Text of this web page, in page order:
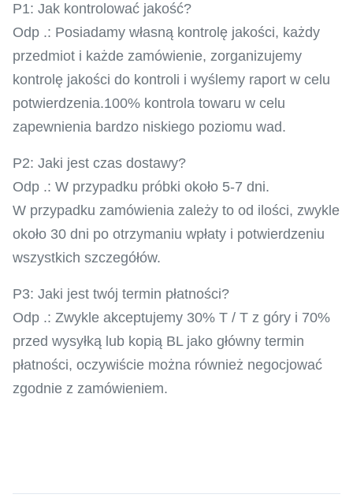
P1: Jak kontrolować jakość?
Odp .: Posiadamy własną kontrolę jakości, każdy
przedmiot i każde zamówienie, zorganizujemy
kontrolę jakości do kontroli i wyślemy raport w celu
potwierdzenia.100% kontrola towaru w celu
zapewnienia bardzo niskiego poziomu wad.
P2: Jaki jest czas dostawy?
Odp .: W przypadku próbki około 5-7 dni.
W przypadku zamówienia zależy to od ilości, zwykle
około 30 dni po otrzymaniu wpłaty i potwierdzeniu
wszystkich szczegółów.
P3: Jaki jest twój termin płatności?
Odp .: Zwykle akceptujemy 30% T / T z góry i 70%
przed wysyłką lub kopią BL jako główny termin
płatności, oczywiście można również negocjować
zgodnie z zamówieniem.